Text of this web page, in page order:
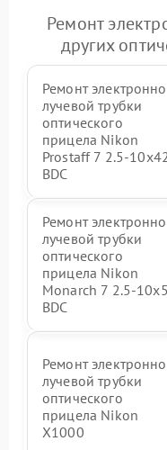
Ремонт
других
Ремонт
лучевой трубки
оптического
прицела Nikon
Prostaff 7 2.5-
BDC
Ремонт
лучевой трубки
оптического
прицела Nikon
Monarch 7 2.5-
BDC
Ремонт
лучевой трубки
оптического
прицела Nikon
X1000